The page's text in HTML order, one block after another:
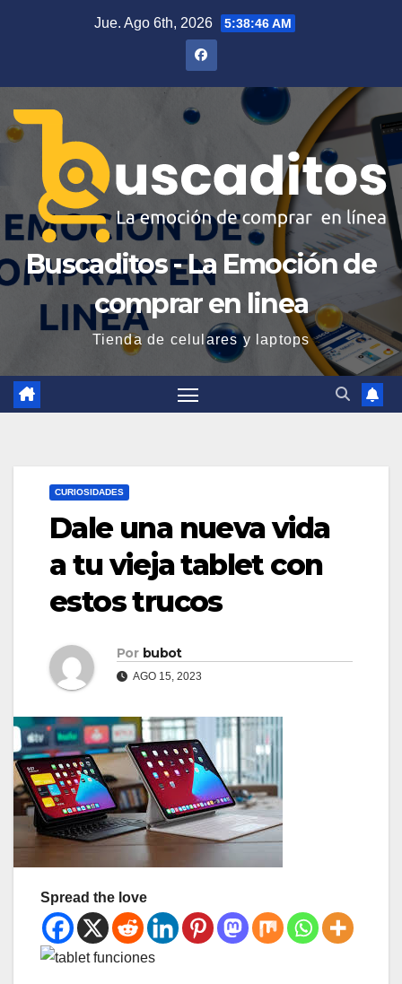
Jue. Ago 6th, 2026 5:38:47 AM
Buscaditos - La Emoción de
comprar en linea
Tienda de celulares y laptops
CURIOSIDADES
Dale una nueva vida
a tu vieja tablet con
estos trucos
Por bubot
AGO 15, 2023
Spread the love